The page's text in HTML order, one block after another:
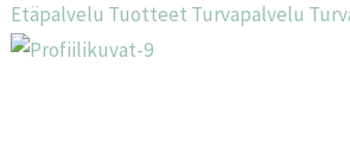
Etäpalvelu Tuotteet Turvapalvelu